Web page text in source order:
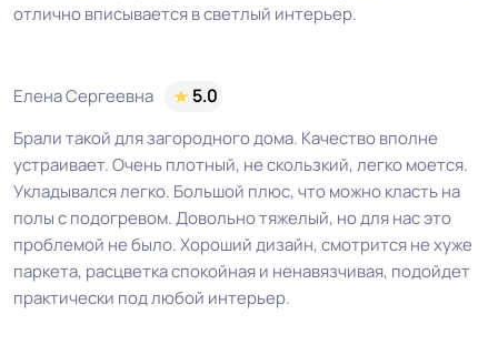
отлично вписывается в светлый интерьер.
Елена Сергеевна
5.0
Брали такой для загородного дома. Качество вполне
устраивает. Очень плотный, не скользкий, легко моется.
Укладывался легко. Большой плюс, что можно класть на
полы с подогревом. Довольно тяжелый, но для нас это
проблемой не было. Хороший дизайн, смотрится не хуже
паркета, расцветка спокойная и ненавязчивая, подойдет
практически под любой интерьер.